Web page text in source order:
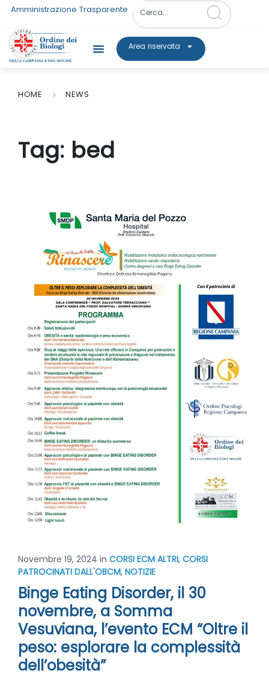
Amministrazione Trasparente
Area riservata
HOME NEWS
Tag: bed
Novembre 19, 2024 in CORSI ECM ALTRI, CORSI
PATROCINATI DALL'OBCM, NOTIZIE
Binge Eating Disorder, il 30
novembre, a Somma
Vesuviana, l’evento ECM “Oltre il
peso: esplorare la complessità
dell’obesità”